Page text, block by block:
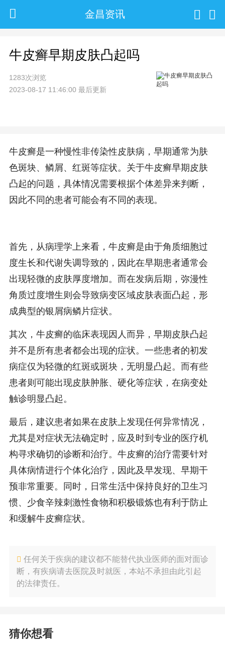
金昌资讯
牛皮癣早期皮肤凸起吗
1283次浏览
2023-08-17 11:46:00 最后更新
牛皮癣是一种慢性非传染性皮肤病，早期通常为肤
色斑块、鳞屑、红斑等症状。关于牛皮癣早期皮肤
凸起的问题，具体情况需要根据个体差异来判断，
因此不同的患者可能会有不同的表现。
首先，从病理学上来看，牛皮癣是由于角质细胞过
度生长和代谢失调导致的，因此在早期患者通常会
出现轻微的皮肤厚度增加。而在发病后期，弥漫性
角质过度增生则会导致病变区域皮肤表面凸起，形
成典型的银屑病鳞片症状。
其次，牛皮癣的临床表现因人而异，早期皮肤凸起
并不是所有患者都会出现的症状。一些患者的初发
病症仅为轻微的红斑或斑块，无明显凸起。而有些
患者则可能出现皮肤肿胀、硬化等症状，在病变处
触诊明显凸起。
最后，建议患者如果在皮肤上发现任何异常情况，
尤其是对症状无法确定时，应及时到专业的医疗机
构寻求确切的诊断和治疗。牛皮癣的治疗需要针对
具体病情进行个体化治疗，因此及早发现、早期干
预非常重要。同时，日常生活中保持良好的卫生习
惯、少食辛辣刺激性食物和积极锻炼也有利于防止
和缓解牛皮癣症状。
任何关于疾病的建议都不能替代执业医师的面对面诊
断，有疾病请去医院及时就医，本站不承担由此引起
的法律责任。
猜你想看